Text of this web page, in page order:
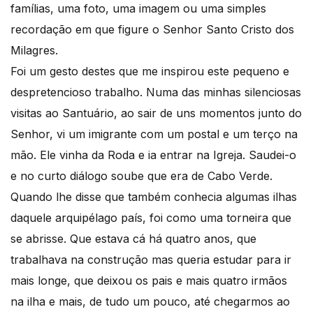
famílias, uma foto, uma imagem ou uma simples
recordação em que figure o Senhor Santo Cristo dos
Milagres.
Foi um gesto destes que me inspirou este pequeno e
despretencioso trabalho. Numa das minhas silenciosas
visitas ao Santuário, ao sair de uns momentos junto do
Senhor, vi um imigrante com um postal e um terço na
mão. Ele vinha da Roda e ia entrar na Igreja. Saudei-o
e no curto diálogo soube que era de Cabo Verde.
Quando lhe disse que também conhecia algumas ilhas
daquele arquipélago país, foi como uma torneira que
se abrisse. Que estava cá há quatro anos, que
trabalhava na construção mas queria estudar para ir
mais longe, que deixou os pais e mais quatro irmãos
na ilha e mais, de tudo um pouco, até chegarmos ao